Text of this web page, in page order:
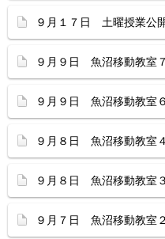
９月１７日 土曜授業公
９月９日 魚沼移動教室７
９月９日 魚沼移動教室６
９月８日 魚沼移動教室４
９月８日 魚沼移動教室３
９月７日 魚沼移動教室２